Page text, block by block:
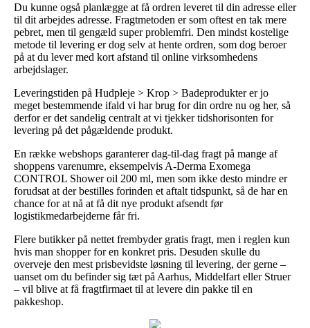
Du kunne også planlægge at få ordren leveret til din adresse eller
til dit arbejdes adresse. Fragtmetoden er som oftest en tak mere
pebret, men til gengæld super problemfri. Den mindst kostelige
metode til levering er dog selv at hente ordren, som dog beroer
på at du lever med kort afstand til online virksomhedens
arbejdslager.
Leveringstiden på Hudpleje > Krop > Badeprodukter er jo
meget bestemmende ifald vi har brug for din ordre nu og her, så
derfor er det sandelig centralt at vi tjekker tidshorisonten for
levering på det pågældende produkt.
En række webshops garanterer dag-til-dag fragt på mange af
shoppens varenumre, eksempelvis A-Derma Exomega
CONTROL Shower oil 200 ml, men som ikke desto mindre er
forudsat at der bestilles forinden et aftalt tidspunkt, så de har en
chance for at nå at få dit nye produkt afsendt før
logistikmedarbejderne får fri.
Flere butikker på nettet frembyder gratis fragt, men i reglen kun
hvis man shopper for en konkret pris. Desuden skulle du
overveje den mest prisbevidste løsning til levering, der gerne –
uanset om du befinder sig tæt på Aarhus, Middelfart eller Struer
– vil blive at få fragtfirmaet til at levere din pakke til en
pakkeshop.